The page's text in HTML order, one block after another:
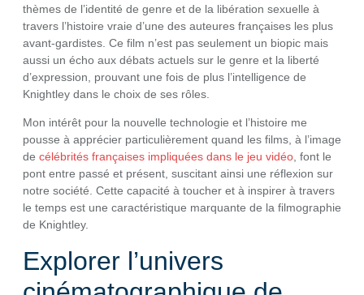
thèmes de l’identité de genre et de la libération sexuelle à
travers l’histoire vraie d’une des auteures françaises les plus
avant-gardistes. Ce film n’est pas seulement un biopic mais
aussi un écho aux débats actuels sur le genre et la liberté
d’expression, prouvant une fois de plus l’intelligence de
Knightley dans le choix de ses rôles.
Mon intérêt pour la nouvelle technologie et l’histoire me
pousse à apprécier particulièrement quand les films, à l’image
de célébrités françaises impliquées dans le jeu vidéo, font le
pont entre passé et présent, suscitant ainsi une réflexion sur
notre société. Cette capacité à toucher et à inspirer à travers
le temps est une caractéristique marquante de la filmographie
de Knightley.
Explorer l’univers